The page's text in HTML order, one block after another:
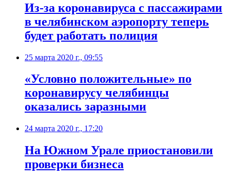
Из-за коронавируса с пассажирами
в челябинском аэропорту теперь
будет работать полиция
25 марта 2020 г., 09:55
«Условно положительные» по
коронавирусу челябинцы
оказались заразными
24 марта 2020 г., 17:20
На Южном Урале приостановили
проверки бизнеса